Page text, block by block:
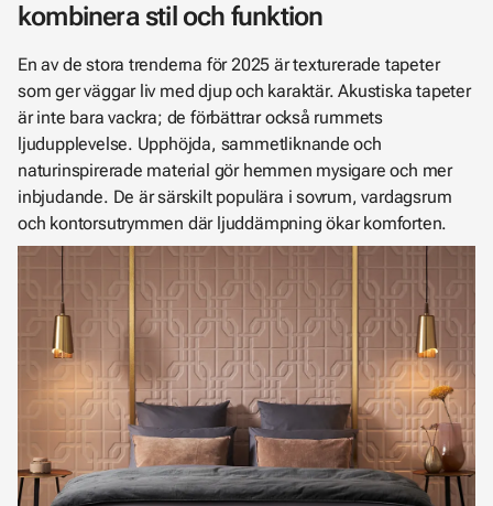
kombinera stil och funktion
En av de stora trenderna för 2025 är texturerade tapeter
som ger väggar liv med djup och karaktär. Akustiska tapeter
är inte bara vackra; de förbättrar också rummets
ljudupplevelse. Upphöjda, sammetliknande och
naturinspirerade material gör hemmen mysigare och mer
inbjudande. De är särskilt populära i sovrum, vardagsrum
och kontorsutrymmen där ljuddämpning ökar komforten.